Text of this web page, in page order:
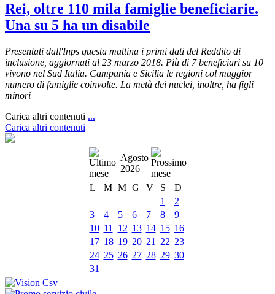
Rei, oltre 110 mila famiglie beneficiarie.
Una su 5 ha un disabile
Presentati dall'Inps questa mattina i primi dati del Reddito di
inclusione, aggiornati al 23 marzo 2018. Più di 7 beneficiari su 10
vivono nel Sud Italia. Campania e Sicilia le regioni col maggior
numero di famiglie coinvolte. La metà dei nuclei, inoltre, ha figli
minori
Carica altri contenuti ...
Carica altri contenuti
Agosto
2026
L
M M G V S
D
1
2
3
4 5 6 7 8
9
10 11 12 13 14 15 16
17 18 19 20 21 22 23
24 25 26 27 28 29 30
31